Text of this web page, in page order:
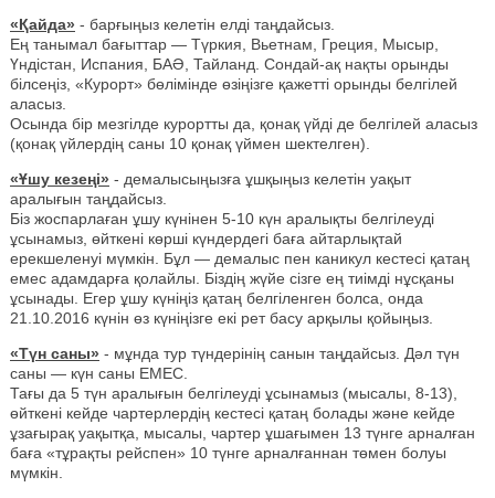
«Қайда» - барғыңыз келетін елді таңдайсыз.
Ең танымал бағыттар — Түркия, Вьетнам, Греция, Мысыр,
Үндістан, Испания, БАӘ, Тайланд. Сондай-ақ нақты орынды
білсеңіз, «Курорт» бөлімінде өзіңізге қажетті орынды белгілей
аласыз.
Осында бір мезгілде курортты да, қонақ үйді де белгілей аласыз
(қонақ үйлердің саны 10 қонақ үймен шектелген).
«Ұшу кезеңі» - демалысыңызға ұшқыңыз келетін уақыт
аралығын таңдайсыз.
Біз жоспарлаған ұшу күнінен 5-10 күн аралықты белгілеуді
ұсынамыз, өйткені көрші күндердегі баға айтарлықтай
ерекшеленуі мүмкін. Бұл — демалыс пен каникул кестесі қатаң
емес адамдарға қолайлы. Біздің жүйе сізге ең тиімді нұсқаны
ұсынады. Егер ұшу күніңіз қатаң белгіленген болса, онда
21.10.2016 күнін өз күніңізге екі рет басу арқылы қойыңыз.
«Түн саны» - мұнда тур түндерінің санын таңдайсыз. Дәл түн
саны — күн саны ЕМЕС.
Тағы да 5 түн аралығын белгілеуді ұсынамыз (мысалы, 8-13),
өйткені кейде чартерлердің кестесі қатаң болады және кейде
ұзағырақ уақытқа, мысалы, чартер ұшағымен 13 түнге арналған
баға «тұрақты рейспен» 10 түнге арналғаннан төмен болуы
мүмкін.